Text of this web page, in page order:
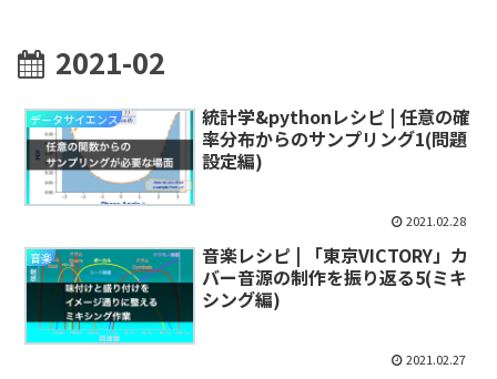
2021-02
データサイエンス
統計学&pythonレシピ | 任意の確
率分布からのサンプリング1(問題
設定編)
2021.02.28
音楽
音楽レシピ | 「東京VICTORY」カ
バー音源の制作を振り返る5(ミキ
シング編)
2021.02.27